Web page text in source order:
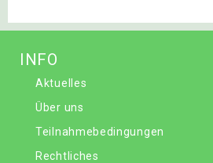
INFO
Aktuelles
Über uns
Teilnahmebedingungen
Rechtliches